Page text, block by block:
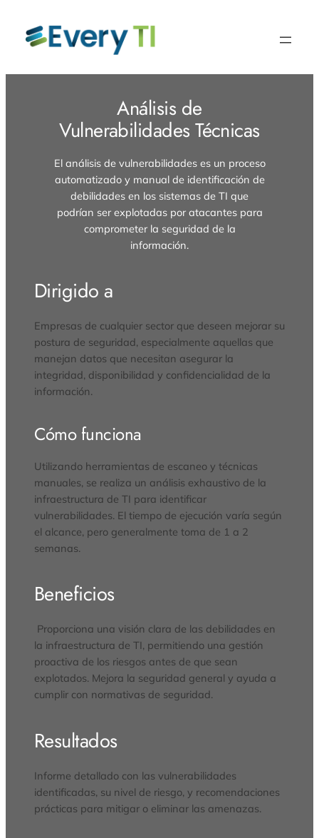
contenido
Análisis de
Vulnerabilidades Técnicas
El análisis de vulnerabilidades es un proceso
automatizado y manual de identificación de
debilidades en los sistemas de TI que
podrían ser explotadas por atacantes para
comprometer la seguridad de la
información.
Dirigido a
Empresas de cualquier sector que deseen mejorar su
postura de seguridad, especialmente aquellas que
manejan datos que necesitan asegurar la
integridad, disponibilidad y confidencialidad de la
información.
Cómo funciona
Utilizando herramientas de escaneo y técnicas
manuales, se realiza un análisis exhaustivo de la
infraestructura de TI para identificar
vulnerabilidades. El tiempo de ejecución varía según
el alcance, pero generalmente toma de 1 a 2
semanas.
Beneficios
Proporciona una visión clara de las debilidades en
la infraestructura de TI, permitiendo una gestión
proactiva de los riesgos antes de que sean
explotados. Mejora la seguridad general y ayuda a
cumplir con normativas de seguridad.
Resultados
Informe detallado con las vulnerabilidades
identificadas, su nivel de riesgo, y recomendaciones
prácticas para mitigar o eliminar las amenazas.